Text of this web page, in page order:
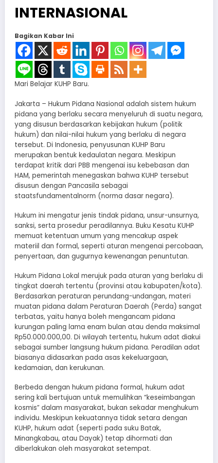
INTERNASIONAL
Bagikan Kabar Ini
Mari Belajar KUHP Baru.
Jakarta – Hukum Pidana Nasional adalah sistem hukum
pidana yang berlaku secara menyeluruh di suatu negara,
yang disusun berdasarkan kebijakan hukum (politik
hukum) dan nilai-nilai hukum yang berlaku di negara
tersebut. Di Indonesia, penyusunan KUHP Baru
merupakan bentuk kedaulatan negara. Meskipun
terdapat kritik dari PBB mengenai isu kebebasan dan
HAM, pemerintah menegaskan bahwa KUHP tersebut
disusun dengan Pancasila sebagai
staatsfundamentalnorm (norma dasar negara).
Hukum ini mengatur jenis tindak pidana, unsur-unsurnya,
sanksi, serta prosedur peradilannya. Buku Kesatu KUHP
memuat ketentuan umum yang mencakup aspek
materiil dan formal, seperti aturan mengenai percobaan,
penyertaan, dan gugurnya kewenangan penuntutan.
Hukum Pidana Lokal merujuk pada aturan yang berlaku di
tingkat daerah tertentu (provinsi atau kabupaten/kota).
Berdasarkan peraturan perundang-undangan, materi
muatan pidana dalam Peraturan Daerah (Perda) sangat
terbatas, yaitu hanya boleh mengancam pidana
kurungan paling lama enam bulan atau denda maksimal
Rp50.000.000,00. Di wilayah tertentu, hukum adat diakui
sebagai sumber langsung hukum pidana. Peradilan adat
biasanya didasarkan pada asas kekeluargaan,
kedamaian, dan kerukunan.
Berbeda dengan hukum pidana formal, hukum adat
sering kali bertujuan untuk memulihkan “keseimbangan
kosmis” dalam masyarakat, bukan sekadar menghukum
individu. Meskipun kekuatannya tidak setara dengan
KUHP, hukum adat (seperti pada suku Batak,
Minangkabau, atau Dayak) tetap dihormati dan
diberlakukan oleh masyarakat setempat.